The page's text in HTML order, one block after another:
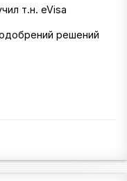
т.н. eVisa
решений